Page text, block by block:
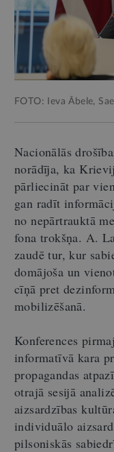
FOTO: Ieva Ābele,
Nacionālās
norādīja, ka
pārliecināt par
gan radīt
no nepārtrauktā
fona trokšņa. A.
zaudē tur, kur
domājoša un
cīņā pret
mobilizēšanā.
Konferences
informatīvā kara
propagandas
otrajā sesijā
aizsardzības
individuālo
pilsoniskās